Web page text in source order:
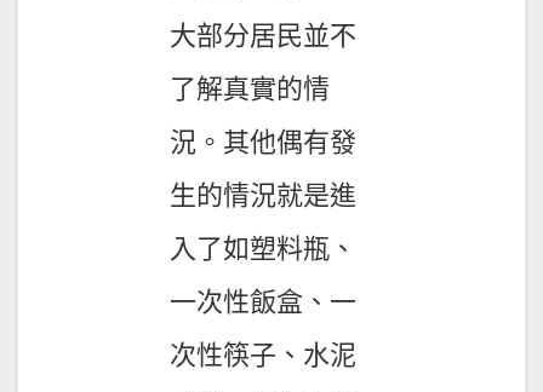
大部分居民並不
了解真實的情
況。其他偶有發
生的情況就是進
入了如塑料瓶、
一次性飯盒、一
次性筷子、水泥